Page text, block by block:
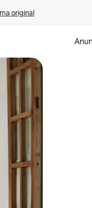
original
deslizando o dedo na tela.